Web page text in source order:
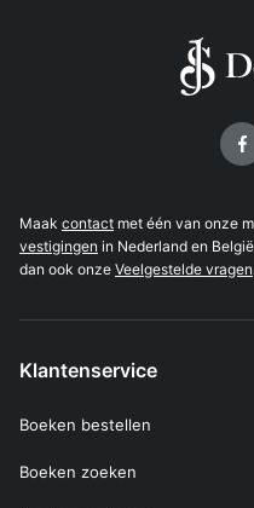
Maak contact met één van onze
vestigingen in Nederland en
dan ook onze Veelgestelde vragen
Klantenservice
Boeken bestellen
Boeken zoeken